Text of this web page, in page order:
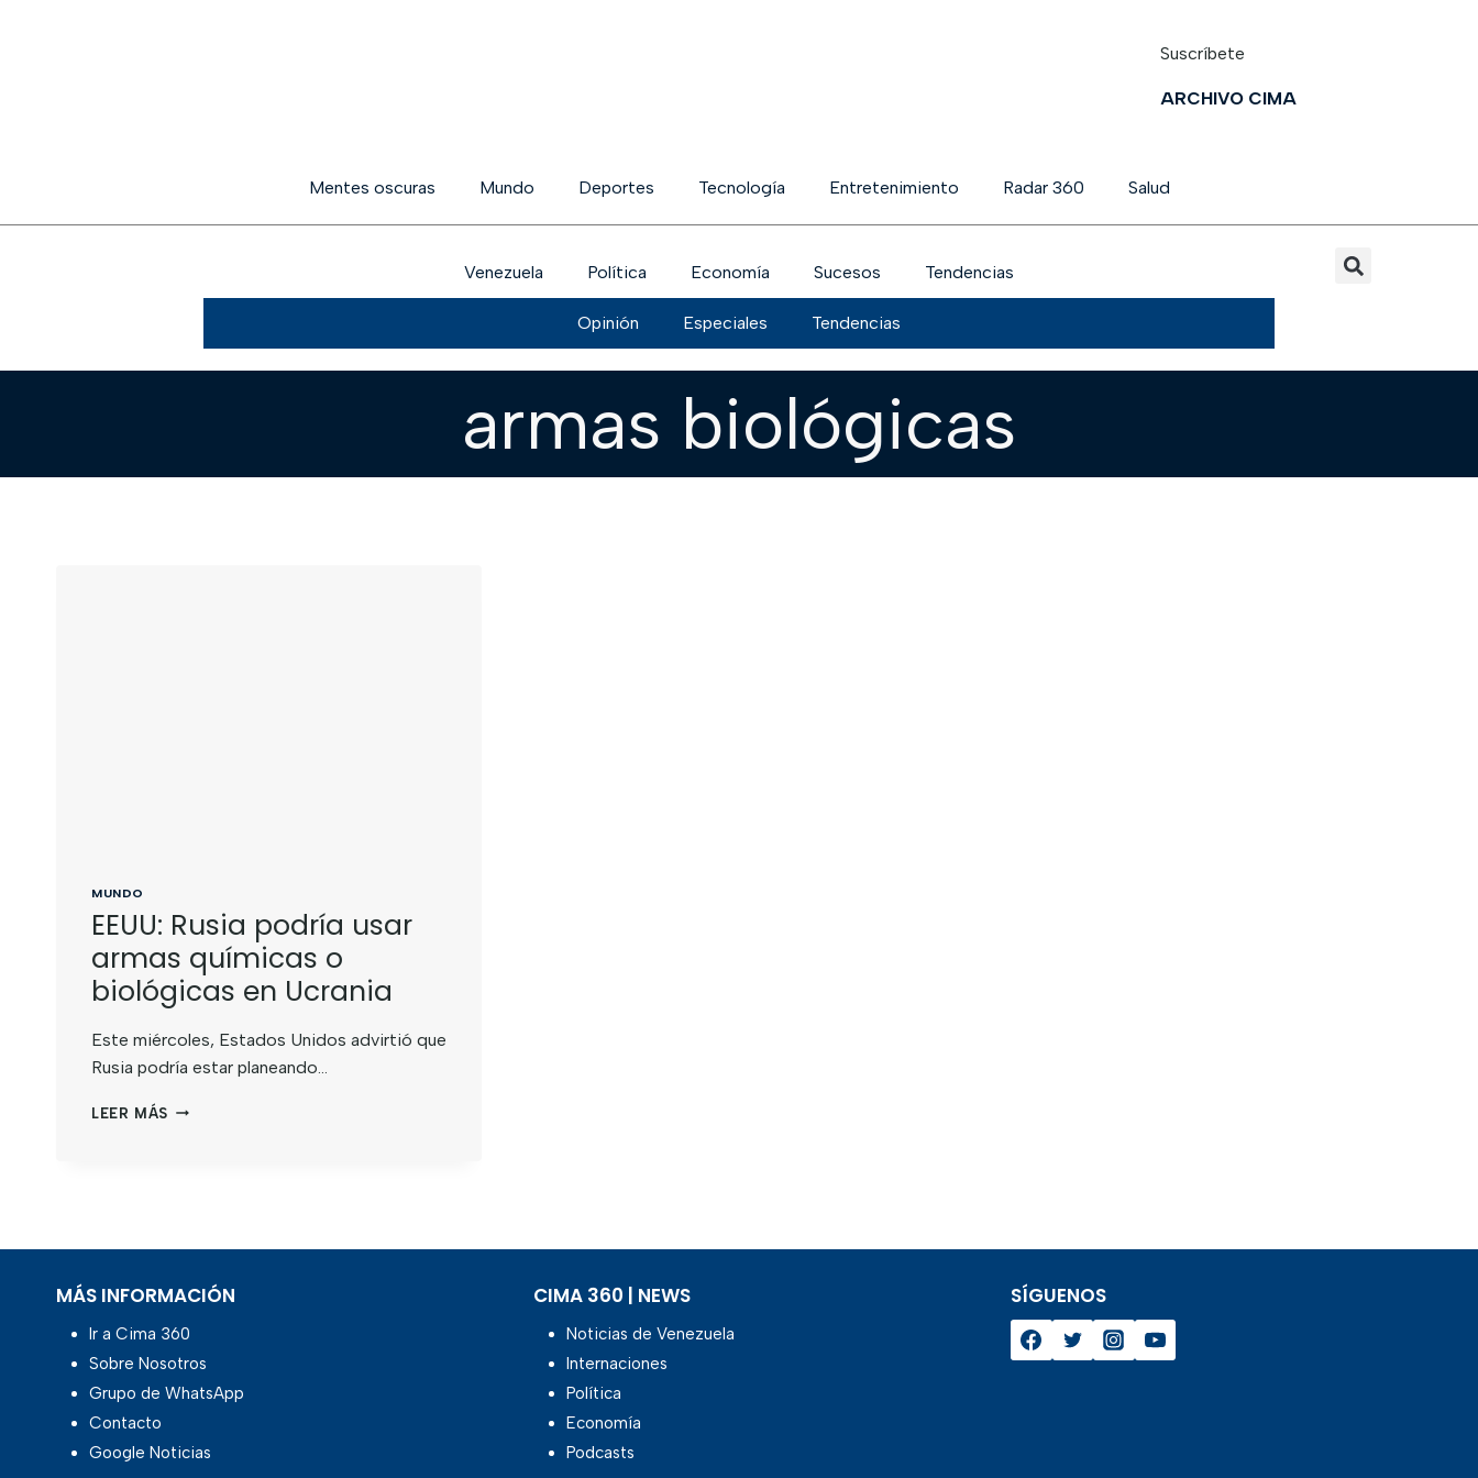
Suscríbete
ARCHIVO CIMA
Mentes oscuras Mundo Deportes Tecnología Entretenimiento Radar 360 Salud
Venezuela Política Economía Sucesos Tendencias
Opinión Especiales Tendencias
armas biológicas
MUNDO
EEUU: Rusia podría usar
armas químicas o
biológicas en Ucrania
Este miércoles, Estados Unidos advirtió que
Rusia podría estar planeando…
LEER MÁS
MÁS INFORMACIÓN
Ir a Cima 360
Sobre Nosotros
Grupo de WhatsApp
Contacto
Google Noticias
CIMA 360 | NEWS
Noticias de Venezuela
Internaciones
Política
Economía
Podcasts
SÍGUENOS